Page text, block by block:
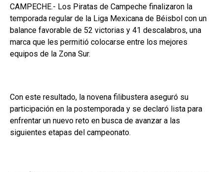
CAMPECHE.- Los Piratas de Campeche finalizaron la
temporada regular de la Liga Mexicana de Béisbol con un
balance favorable de 52 victorias y 41 descalabros, una
marca que les permitió colocarse entre los mejores
equipos de la Zona Sur.
Con este resultado, la novena filibustera aseguró su
participación en la postemporada y se declaró lista para
enfrentar un nuevo reto en busca de avanzar a las
siguientes etapas del campeonato.